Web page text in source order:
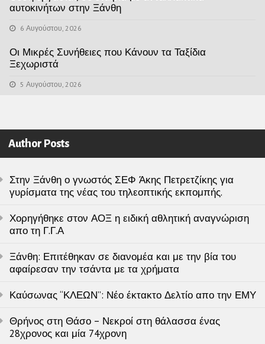
αυτοκινήτων στην Ξάνθη
6 Αυγούστου, 2026
Οι Μικρές Συνήθειες που Κάνουν τα Ταξίδια
Ξεχωριστά
5 Αυγούστου, 2026
Author Posts
Στην Ξάνθη ο γνωστός ΣΕΦ Άκης Πετρετζίκης για
γυρίσματα της νέας του τηλεοπτικής εκπομπής.
Χορηγήθηκε στον ΑΟΞ η ειδική αθλητική αναγνώριση
απο τη Γ.Γ.Α
Ξάνθη: Επιτέθηκαν σε διανομέα και με την βία του
αφαίρεσαν την τσάντα με τα χρήματα
Καύσωνας “ΚΛΕΩΝ”: Νέο έκτακτο Δελτίο απο την ΕΜΥ
Θρήνος στη Θάσο – Νεκροί στη θάλασσα ένας
28χρονος και μία 74χρονη